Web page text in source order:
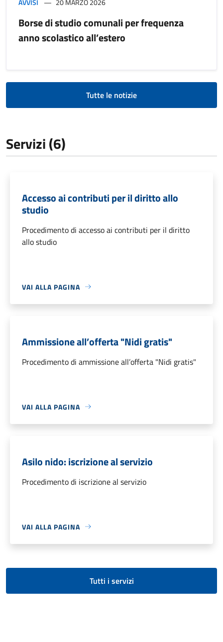
Borse di studio comunali per frequenza
anno scolastico all’estero
Tutte le notizie
Servizi (6)
Accesso ai contributi per il diritto allo
studio
Procedimento di accesso ai contributi per il diritto
allo studio
VAI ALLA PAGINA
Ammissione all’offerta "Nidi gratis"
Procedimento di ammissione all’offerta "Nidi gratis"
VAI ALLA PAGINA
Asilo nido: iscrizione al servizio
Procedimento di iscrizione al servizio
VAI ALLA PAGINA
Tutti i servizi